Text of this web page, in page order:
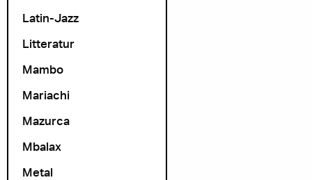
Latin-Jazz
Litteratur
Mambo
Mariachi
Mazurca
Mbalax
Metal